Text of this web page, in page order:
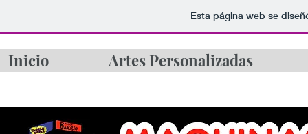
Esta página web se
Inicio Artes Personalizadas